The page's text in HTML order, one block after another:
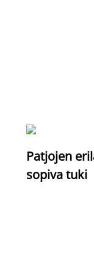
Patjojen
sopiva tuki